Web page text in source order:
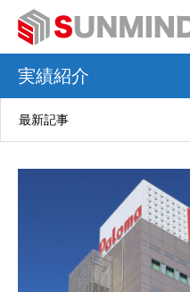
実績紹介
最新記事